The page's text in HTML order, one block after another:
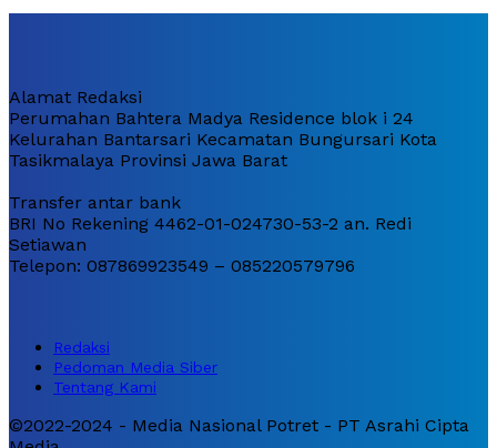
Alamat Redaksi
Perumahan Bahtera Madya Residence blok i 24
Kelurahan Bantarsari Kecamatan Bungursari Kota
Tasikmalaya Provinsi Jawa Barat
Transfer antar bank
BRI No Rekening 4462-01-024730-53-2 an. Redi
Setiawan
Telepon: 087869923549 – 085220579796
Redaksi
Pedoman Media Siber
Tentang Kami
©2022-2024 - Media Nasional Potret - PT Asrahi Cipta